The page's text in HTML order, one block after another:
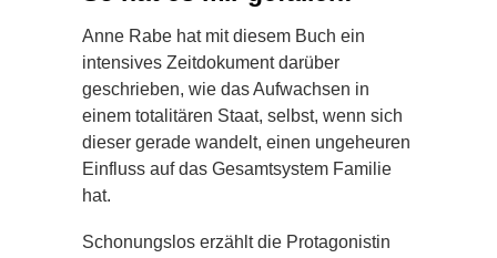
Anne Rabe hat mit diesem Buch ein
intensives Zeitdokument darüber
geschrieben, wie das Aufwachsen in
einem totalitären Staat, selbst, wenn sich
dieser gerade wandelt, einen ungeheuren
Einfluss auf das Gesamtsystem Familie
hat.
Schonungslos erzählt die Protagonistin